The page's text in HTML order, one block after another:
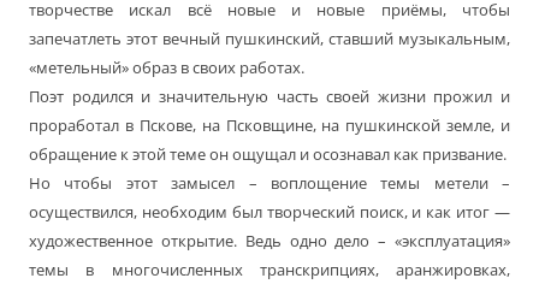
творчестве искал всё новые и новые приёмы, чтобы
запечатлеть этот вечный пушкинский, ставший музыкальным,
«метельный» образ в своих работах.
Поэт родился и значительную часть своей жизни прожил и
проработал в Пскове, на Псковщине, на пушкинской земле, и
обращение к этой теме он ощущал и осознавал как призвание.
Но чтобы этот замысел – воплощение темы метели –
осуществился, необходим был творческий поиск, и как итог —
художественное открытие. Ведь одно дело – «эксплуатация»
темы в многочисленных транскрипциях, аранжировках,